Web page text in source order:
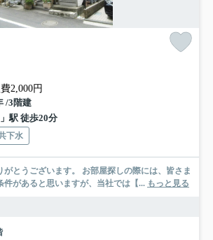
2,000円
/3階建
駅 徒歩20分
下水
す。 お部屋探しの際には、皆さま
件があると思いますが、当社では【... もっと見る